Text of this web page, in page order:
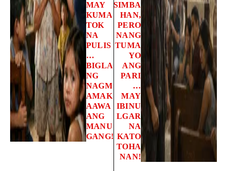
MAY
KUMA
TOK
NA
PULIS
…
BIGLA
NG
NAGM
AMAK
AAWA
ANG
MANU
GANG!
SIMBA
HAN,
PERO
NANG
TUMA
YO
ANG
PARI
…
MAY
IBINU
LGAR
NA
KATO
TOHA
NAN!